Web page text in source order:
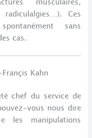
radiculalgies…). Ces
sans
cas.
Kahn
chef du service de
vous nous dire
les manipulations